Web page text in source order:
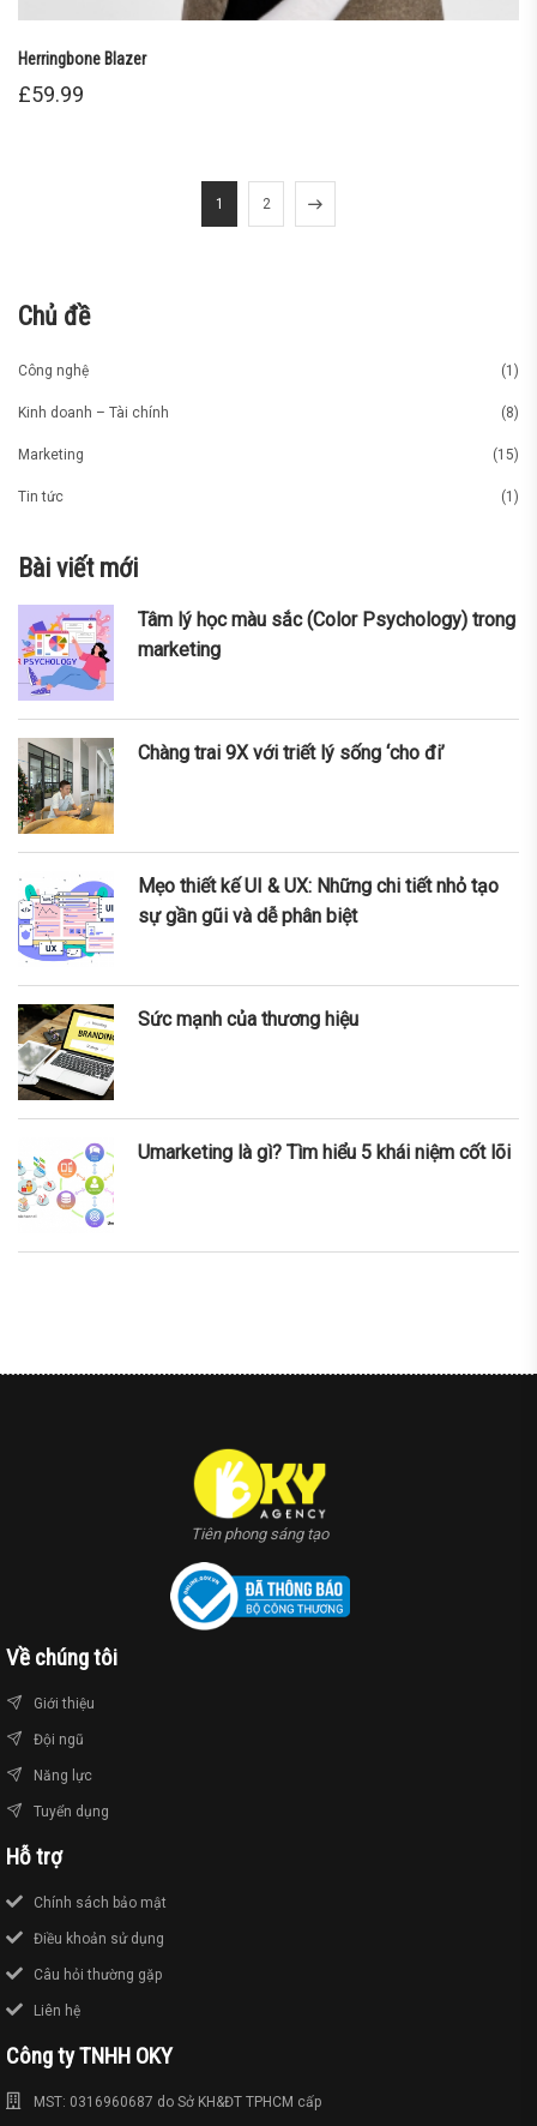
Herringbone Blazer
£59.99
1 2
Chủ đề
Công nghệ (1)
Kinh doanh – Tài chính (8)
Marketing (15)
Tin tức (1)
Bài viết mới
Tâm lý học màu sắc (Color Psychology) trong
marketing
Chàng trai 9X với triết lý sống ‘cho đi’
Mẹo thiết kế UI & UX: Những chi tiết nhỏ tạo
sự gần gũi và dễ phân biệt
Sức mạnh của thương hiệu
Umarketing là gì? Tìm hiểu 5 khái niệm cốt lõi
Tiên phong sáng tạo
Về chúng tôi
Giới thiệu
Đội ngũ
Năng lực
Tuyển dụng
Hỗ trợ
Chính sách bảo mật
Điều khoản sử dụng
Câu hỏi thường gặp
Liên hệ
Công ty TNHH OKY
MST: 0316960687 do Sở KH&ĐT TPHCM cấp